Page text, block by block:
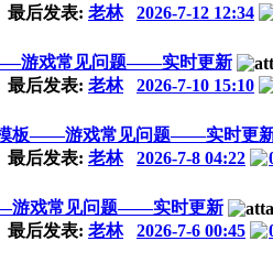
最后发表: 老林 2026-7-12 12:34
游戏常见问题——实时更新
最后发表: 老林 2026-7-10 15:10
板——游戏常见问题——实时更
最后发表: 老林 2026-7-8 04:22
游戏常见问题——实时更新
最后发表: 老林 2026-7-6 00:45